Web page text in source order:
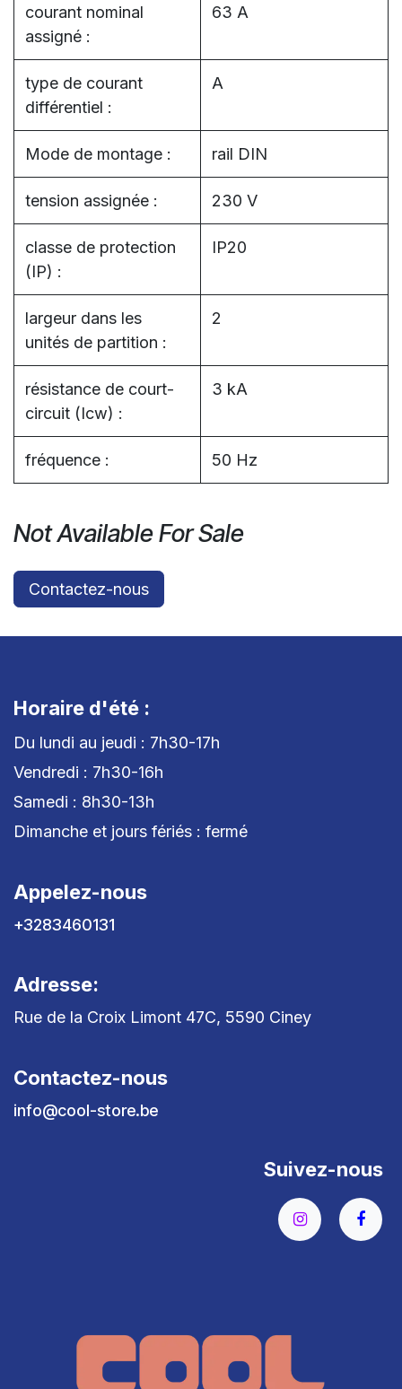
courant nominal
assigné :
63 A
type de courant
différentiel :
A
Mode de montage : rail DIN
tension assignée : 230 V
classe de protection
(IP) :
IP20
largeur dans les
unités de partition :
2
résistance de court-
circuit (Icw) :
3 kA
fréquence : 50 Hz
Not Available For Sale
Contactez-nous
Horaire d'été :
Du lundi au jeudi : 7h30-17h
Vendredi : 7h30-16h
Samedi : 8h30-13h
Dimanche et jours fériés : fermé
Appelez-nous
+3283460131
Adresse:
Rue de la Croix Limont 47C, 5590 Ciney
Contactez-nous
info@cool-store.be
Suivez-nous